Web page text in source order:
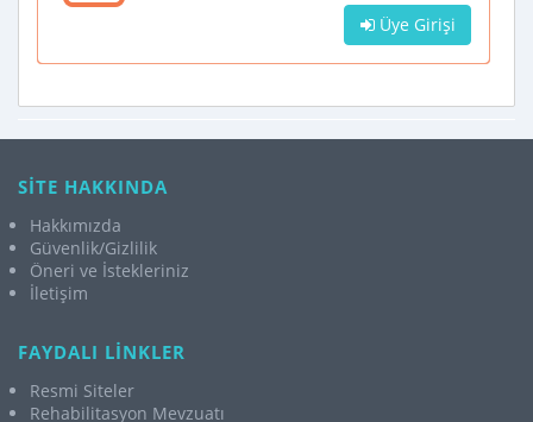
Üye Girişi
SİTE HAKKINDA
Hakkımızda
Güvenlik/Gizlilik
Öneri ve İstekleriniz
İletişim
FAYDALI LİNKLER
Resmi Siteler
Rehabilitasyon Mevzuatı